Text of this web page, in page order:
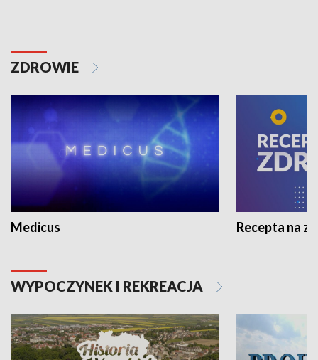
ZDROWIE
Medicus Recepta na
WYPOCZYNEK I REKREACJA